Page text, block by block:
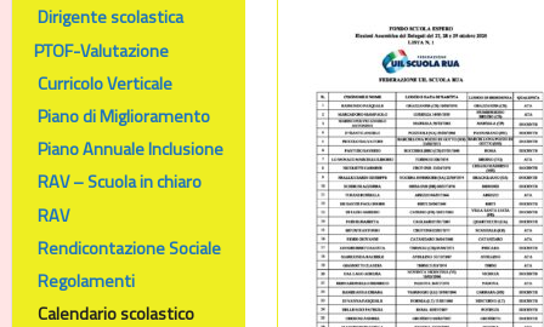
Dirigente scolastica
PTOF-Valutazione
Curricolo Verticale
Piano di Miglioramento
Piano Annuale Inclusione
RAV – Scuola in chiaro
RAV
Rendicontazione Sociale
Regolamenti
Calendario scolastico